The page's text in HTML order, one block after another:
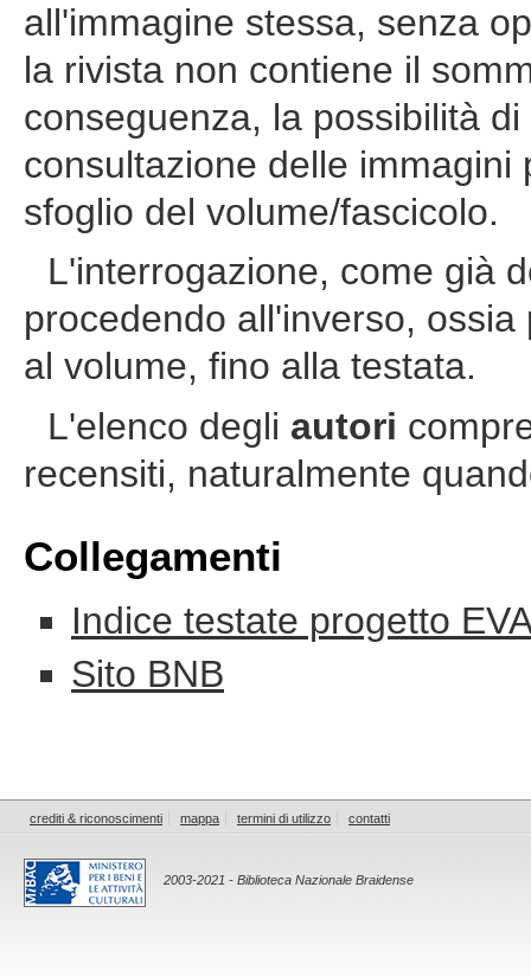
all'immagine stessa, senza
la rivista non contiene il
conseguenza, la possibilità
consultazione delle
sfoglio del volume/fascicolo.
L'interrogazione, come già
procedendo all'inverso, ossia
al volume, fino alla testata.
L'elenco degli autori
recensiti, naturalmente
Collegamenti
Indice testate progetto
Sito BNB
crediti & riconoscimenti mappa termini di utilizzo contatti
2003-2021 - Biblioteca Nazionale Braidense